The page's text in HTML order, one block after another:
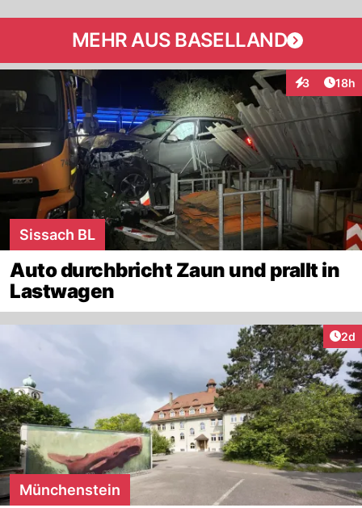
MEHR AUS BASELLAND
3
Interaktionen
18h
Sissach BL
Auto durchbricht Zaun und prallt in
Lastwagen
2d
Münchenstein